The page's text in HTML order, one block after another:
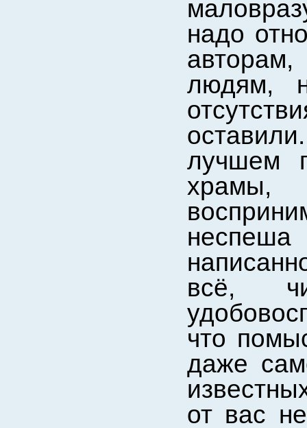
надо
людям,
лучшем
храмы,
всё,
что
даже
от вас